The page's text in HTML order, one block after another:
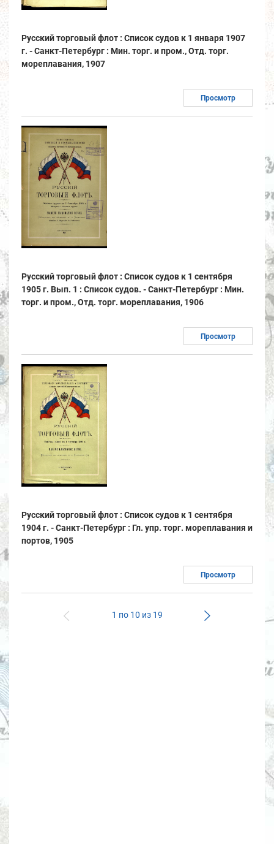
Русский торговый флот : Список судов к 1 января 1907
г. - Санкт-Петербург : Мин. торг. и пром., Отд. торг.
мореплавания, 1907
Просмотр
Русский торговый флот : Список судов к 1 сентября
1905 г. Вып. 1 : Список судов. - Санкт-Петербург : Мин.
торг. и пром., Отд. торг. мореплавания, 1906
Просмотр
Русский торговый флот : Список судов к 1 сентября
1904 г. - Санкт-Петербург : Гл. упр. торг. мореплавания и
портов, 1905
Просмотр
1 по 10 из 19